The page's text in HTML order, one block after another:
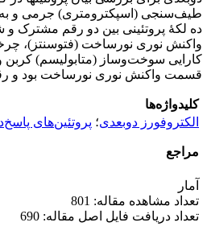
ده لکۀ پروتئینی بین دو رقم مشترک
کارایی سوخت‌وساز (متابولیسم) کربن
قسمت واکنش نوری نورساخت بود و
کلیدواژه‌ها
الکتروفورز دوبعدی؛ پروتئین‌های
مراجع
آمار
تعداد مشاهده مقاله: 801
تعداد دریافت فایل اصل مقاله: 690